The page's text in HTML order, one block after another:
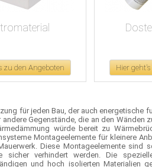
zu den Angeboten Hier
für jeden Bau, der auch energetische
Gegenstände, die an den Wänden
würde bereit zu
Montageelemente für kleinere
Diese Montageelemente sind
sicher verhindert werden. Die
und hoch isolierten Materialien